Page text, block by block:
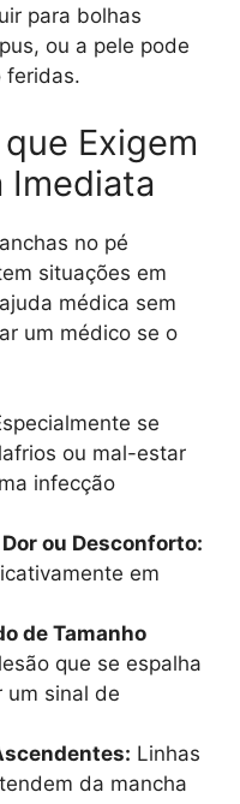
para bolhas
ou a pele pode
feridas.
Exigem
Imediata
no pé
situações em
médica sem
um médico se o
se
ou mal-estar
infecção
ou Desconforto:
em
de Tamanho
que se espalha
um sinal de
Linhas
da mancha